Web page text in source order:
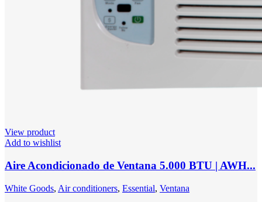
View product
Add to wishlist
Aire Acondicionado de Ventana 5.000 BTU | AWH...
White Goods, Air conditioners, Essential, Ventana